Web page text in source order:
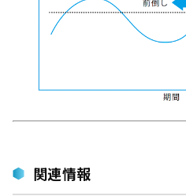
関連情報